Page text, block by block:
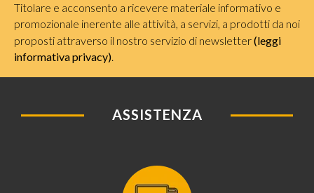
Titolare e acconsento a ricevere materiale informativo e
promozionale inerente alle attività, a servizi, a prodotti da noi
proposti attraverso il nostro servizio di newsletter(leggi
informativa privacy)
ASSISTENZA